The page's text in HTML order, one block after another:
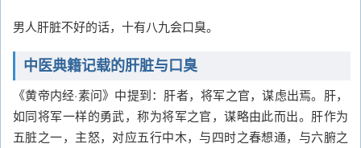
男人肝脏不好的话，十有八九会口臭。
中医典籍记载的肝脏与口臭
《黄帝内经·素问》中提到：肝者，将军之官，谋虑出焉。肝，
如同将军一样的勇武，称为将军之官，谋略由此而出。肝作为
五脏之一，主怒，对应五行中木，与四时之春想通，与六腑之